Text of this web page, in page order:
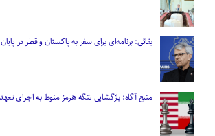
بقائی: برنامه‌ای برای سفر به پاکستان و قطر در
منبع آگاه: بازگشایی تنگه هرمز منوط به اجرای